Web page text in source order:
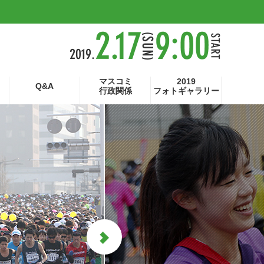
Q&A
マスコミ
行政関係
2019
フォトギャラリー